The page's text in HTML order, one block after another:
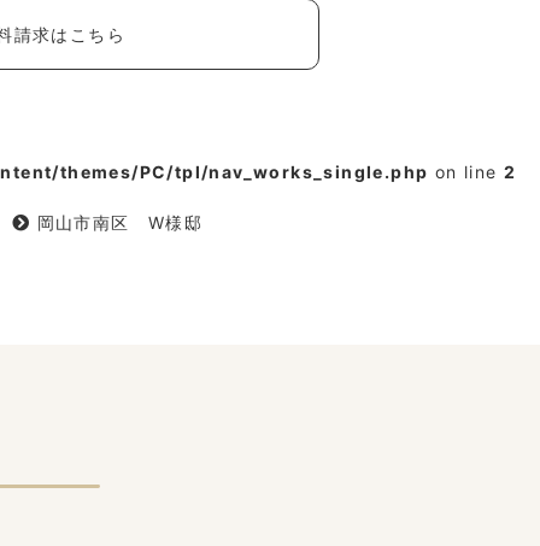
請求はこちら
themes/PC/tpl/nav_works_single.php on line2
岡山市南区 W様邸